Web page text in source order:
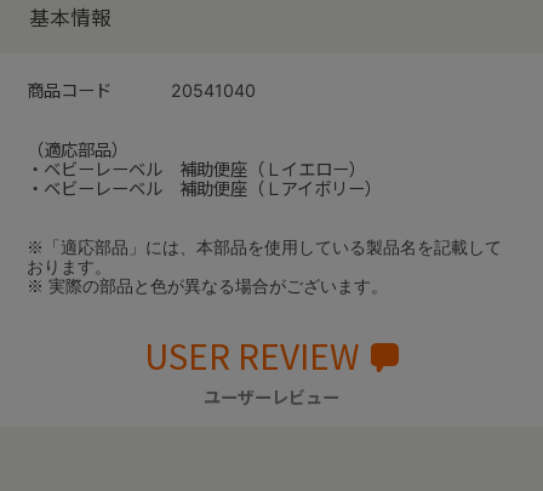
基本情報
商品コード 20541040
（適応部品）
・ベビーレーベル 補助便座（Ｌイエロー）
・ベビーレーベル 補助便座（Ｌアイボリー）
※「適応部品」には、本部品を使用している製品名を記載して
おります。
※ 実際の部品と色が異なる場合がございます。
USER REVIEW
ユーザーレビュー